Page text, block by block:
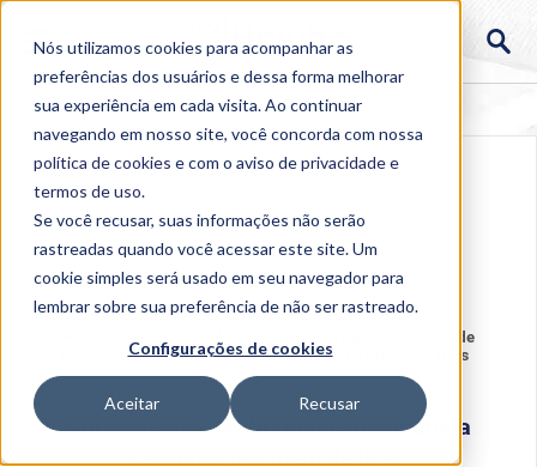
Nós utilizamos cookies para acompanhar as
preferências dos usuários e dessa forma melhorar
sua experiência em cada visita. Ao continuar
navegando em nosso site, você concorda com nossa
política de cookies e com o aviso deprivacidade e
termos de uso.
Se você recusar, suas informações não serão
rastreadas quando você acessar este site. Um
cookie simples será usado em seu navegador para
lembrar sobre sua preferência de não ser rastreado.
Configurações de cookies
Aceitar Recusar
Curso de
Direito da Uniube recepciona calouros por meio de lives
Curso de Direito da Uniube recepciona
calouros por meio de lives